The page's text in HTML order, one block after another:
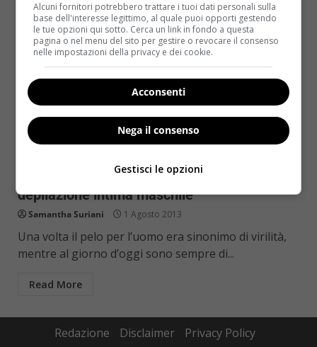
Bellezza
Tendenze estate 2013, Brozilian:
depilazione intima maschile
Samantha Suriani 1 Agosto 2013
Una volta il pelo per l’uomo era sinonimo di virilità,
mentre al giorno d’oggi sono sempre di...
Read More
Redazione Disclaimer Privacy Policy
Alcuni fornitori potrebbero trattare i tuoi dati personali sulla
base dell'interesse legittimo, al quale puoi opporti gestendo
le tue opzioni qui sotto. Cerca un link in fondo a questa
pagina o nel menu del sito per gestire o revocare il consenso
nelle impostazioni della privacy e dei cookie.
Acconsenti
Nega il consenso
Gestisci le opzioni